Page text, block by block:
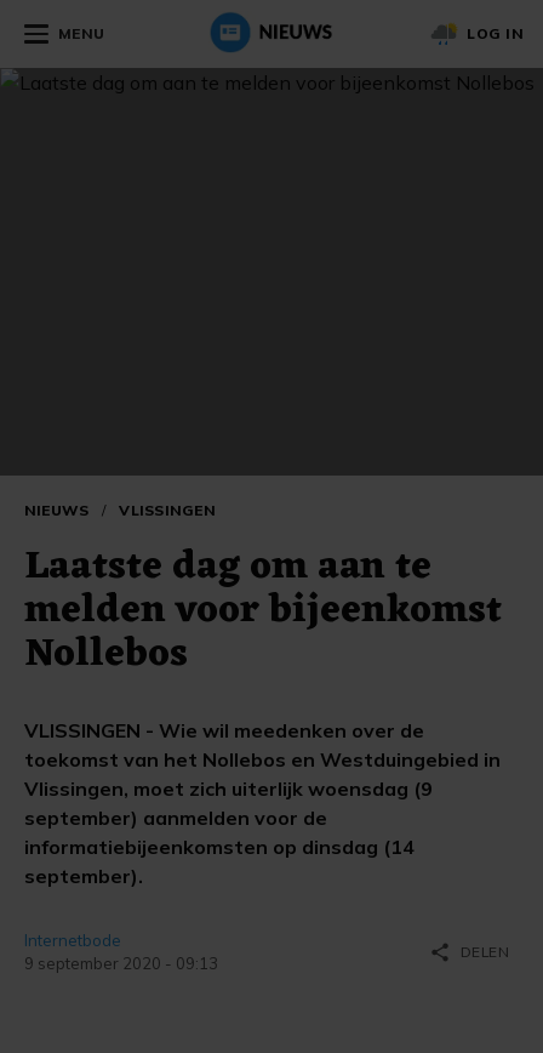
MENU LOG IN
NIEUWS / VLISSINGEN
Laatste dag om aan te
melden voor bijeenkomst
Nollebos
VLISSINGEN - Wie wil meedenken over de
toekomst van het Nollebos en Westduingebied in
Vlissingen, moet zich uiterlijk woensdag (9
september) aanmelden voor de
informatiebijeenkomsten op dinsdag (14
september).
Internetbode
9 september 2020 - 09:13
share DELEN